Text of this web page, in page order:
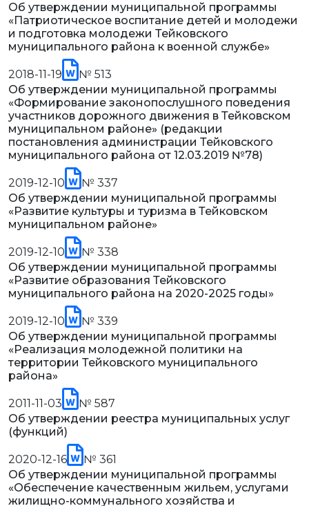
Об утверждении муниципальной программы
«Патриотическое воспитание детей и молодежи
и подготовка молодежи Тейковского
муниципального района к военной службе»
2018-11-19
№ 513
Об утверждении муниципальной программы
«Формирование законопослушного поведения
участников дорожного движения в Тейковском
муниципальном районе» (редакции
постановления администрации Тейковского
муниципального района от 12.03.2019 №78)
2019-12-10
№ 337
Об утверждении муниципальной программы
«Развитие культуры и туризма в Тейковском
муниципальном районе»
2019-12-10
№ 338
Об утверждении муниципальной программы
«Развитие образования Тейковского
муниципального района на 2020-2025 годы»
2019-12-10
№ 339
Об утверждении муниципальной программы
«Реализация молодежной политики на
территории Тейковского муниципального
района»
2011-11-03
№ 587
Об утверждении реестра муниципальных услуг
(функций)
2020-12-16
№ 361
Об утверждении муниципальной программы
«Обеспечение качественным жильем, услугами
жилищно-коммунального хозяйства и